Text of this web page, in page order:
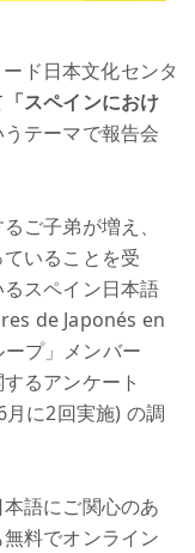
ド日本文化センタ
「スペインにおけ
うテーマで報告会
ご子弟が増え、
いることを受
スペイン日本語
de Japonés en
プ」メンバー
るアンケート
に2回実施) の調
語にご関心のあ
料でオンライン